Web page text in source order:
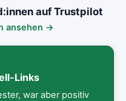
auf Trustpilot
ansehen →
Links
war aber positiv